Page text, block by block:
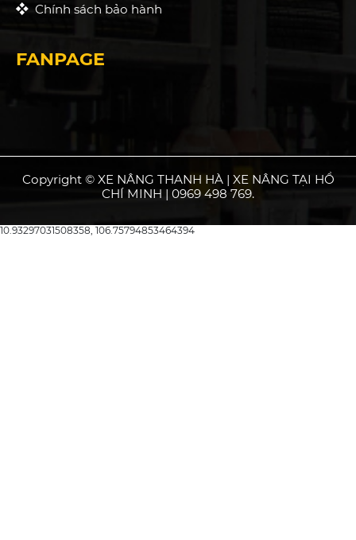
Chính sách bảo hành
FANPAGE
Copyright © XE NÂNG THANH HÀ | XE NÂNG TẠI HỒ
CHÍ MINH | 0969 498 769.
10.93297031508358, 106.75794853464394